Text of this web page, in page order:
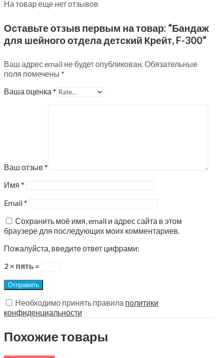
На товар еще нет отзывов
Оставьте отзыв первым на товар: “Бандаж
для шейного отдела детский Крейт, F-300”
Ваш адрес email не будет опубликован.Обязательные
поля помечены *
Ваша оценка *
Ваш отзыв *
Имя *
Email*
Сохранить моё имя, email и адрес сайта в этом
браузере для последующих моих комментариев.
Пожалуйста, введите ответ цифрами:
2 × пять =
Необходимо принять правила политики
конфиденциальности
Похожие товары